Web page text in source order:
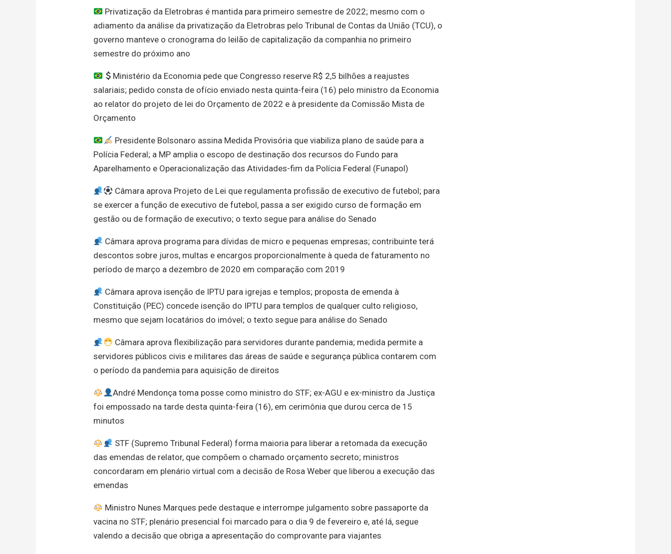
Privatização da Eletrobras é mantida para primeiro semestre de 2022; mesmo com o
adiamento da análise da privatização da Eletrobras pelo Tribunal de Contas da União (TCU), o
governo manteve o cronograma do leilão de capitalização da companhia no primeiro
semestre do próximo ano
Ministério da Economia pede que Congresso reserve R$ 2,5 bilhões a reajustes
salariais; pedido consta de ofício enviado nesta quinta-feira (16) pelo ministro da Economia
ao relator do projeto de lei do Orçamento de 2022 e à presidente da Comissão Mista de
Orçamento
Presidente Bolsonaro assina Medida Provisória que viabiliza plano de saúde para a
Polícia Federal; a MP amplia o escopo de destinação dos recursos do Fundo para
Aparelhamento e Operacionalização das Atividades-fim da Polícia Federal (Funapol)
Câmara aprova Projeto de Lei que regulamenta profissão de executivo de futebol; para
se exercer a função de executivo de futebol, passa a ser exigido curso de formação em
gestão ou de formação de executivo; o texto segue para análise do Senado
Câmara aprova programa para dívidas de micro e pequenas empresas; contribuinte terá
descontos sobre juros, multas e encargos proporcionalmente à queda de faturamento no
período de março a dezembro de 2020 em comparação com 2019
Câmara aprova isenção de IPTU para igrejas e templos; proposta de emenda à
Constituição (PEC) concede isenção do IPTU para templos de qualquer culto religioso,
mesmo que sejam locatários do imóvel; o texto segue para análise do Senado
Câmara aprova flexibilização para servidores durante pandemia; medida permite a
servidores públicos civis e militares das áreas de saúde e segurança pública contarem com
o período da pandemia para aquisição de direitos
André Mendonça toma posse como ministro do STF; ex-AGU e ex-ministro da Justiça
foi empossado na tarde desta quinta-feira (16), em cerimônia que durou cerca de 15
minutos
STF (Supremo Tribunal Federal) forma maioria para liberar a retomada da execução
das emendas de relator, que compõem o chamado orçamento secreto; ministros
concordaram em plenário virtual com a decisão de Rosa Weber que liberou a execução das
emendas
Ministro Nunes Marques pede destaque e interrompe julgamento sobre passaporte da
vacina no STF; plenário presencial foi marcado para o dia 9 de fevereiro e, até lá, segue
valendo a decisão que obriga a apresentação do comprovante para viajantes